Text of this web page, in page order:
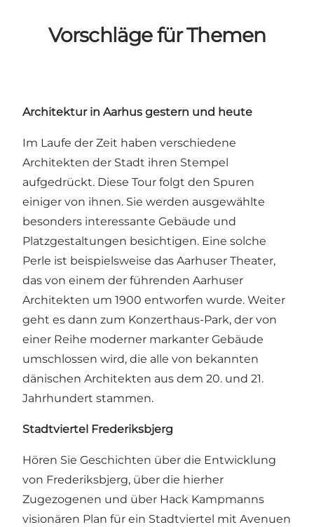
Vorschläge für Themen
Architektur in Aarhus gestern und heute
Im Laufe der Zeit haben verschiedene
Architekten der Stadt ihren Stempel
aufgedrückt. Diese Tour folgt den Spuren
einiger von ihnen. Sie werden ausgewählte
besonders interessante Gebäude und
Platzgestaltungen besichtigen. Eine solche
Perle ist beispielsweise das Aarhuser Theater,
das von einem der führenden Aarhuser
Architekten um 1900 entworfen wurde. Weiter
geht es dann zum Konzerthaus-Park, der von
einer Reihe moderner markanter Gebäude
umschlossen wird, die alle von bekannten
dänischen Architekten aus dem 20. und 21.
Jahrhundert stammen.
Stadtviertel Frederiksbjerg
Hören Sie Geschichten über die Entwicklung
von Frederiksbjerg, über die hierher
Zugezogenen und über Hack Kampmanns
visionären Plan für ein Stadtviertel mit Avenuen